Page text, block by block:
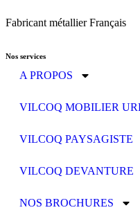
Fabricant métallier Français
Nos services
A PROPOS
VILCOQ MOBILIER
VILCOQ PAYSAGISTE
VILCOQ DEVANTURE
NOS BROCHURES